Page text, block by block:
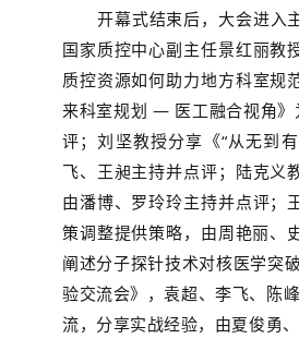
开幕式结束后，大会进入
国家质控中心副主任景红丽教
质控资源如何助力地方科室规
来科室规划 — 医工融合视角》
评；刘坚教授分享《“从无到
飞、王昶主持并点评；陆克义
由潘博、罗玲玲主持并点评；
策调整提供策略，由周艳丽、
阐述分子探针技术对核医学突
验交流会》，袁超、李飞、陈
流，分享实战经验，由夏俊勇